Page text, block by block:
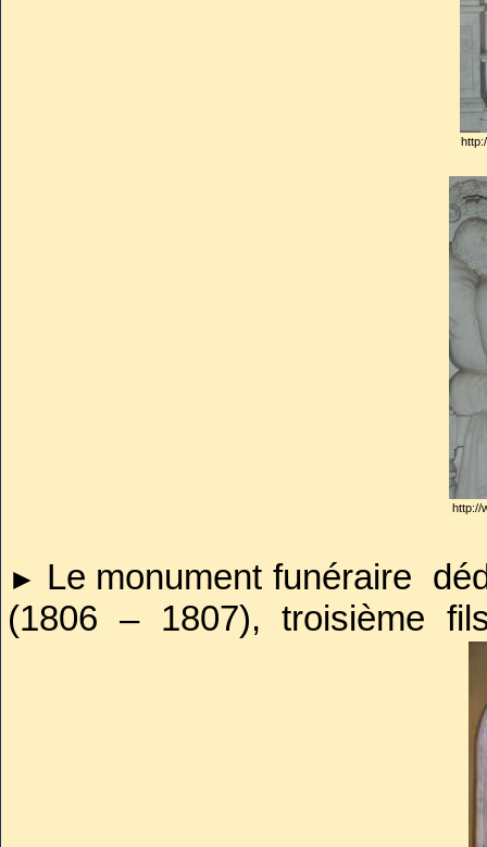
http://
► Le monument funéraire
(1806 – 1807), troisième